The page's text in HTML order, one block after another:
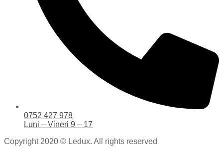
0752 427 978
Luni – Vineri 9 – 17
Copyright 2020 © Ledux. All rights reserved